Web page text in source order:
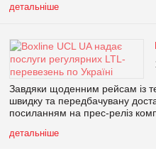
детальніше
Завдяки щоденним рейсам із
швидку та передбачувану
посиланням на прес-реліз
детальніше